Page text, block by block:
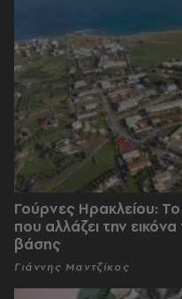
Γούρνες Ηρακλείου:
που αλλάζει την
βάσης
Γιάννης Μαντζίκος